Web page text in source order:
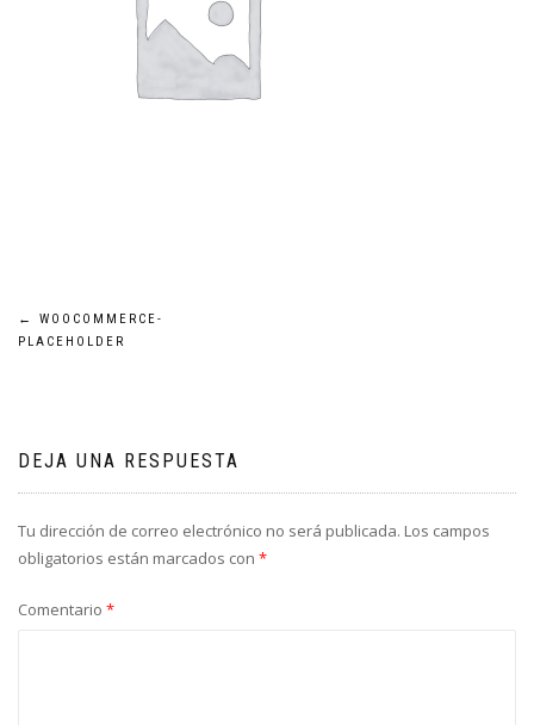
Navegación
←
WOOCOMMERCE-
PLACEHOLDER
DEJA UNA RESPUESTA
Tu dirección de correo electrónico no será publicada. Los campos
obligatorios están marcados con *
Comentario *